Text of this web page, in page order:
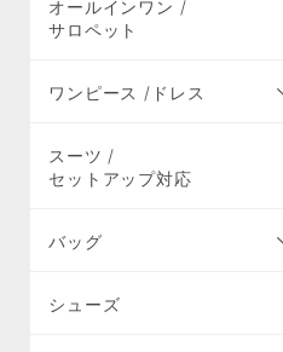
オールインワン /
サロペット
ワンピース /ドレス
スーツ /
セットアップ対応
バッグ
シューズ